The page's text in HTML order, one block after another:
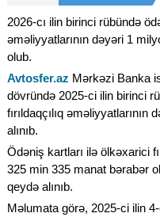
2026-cı ilin birinci rübündə
əməliyyatlarının dəyəri 1
olub.
Avtosfer.az Mərkəzi Banka
dövründə 2025-ci ilin birinci
fırıldaqçılıq
alınıb.
Ödəniş kartları ilə ölkəxarici
325 min 335 manat bərabər
qeydə alınıb.
Məlumata görə, 2025-ci ilin